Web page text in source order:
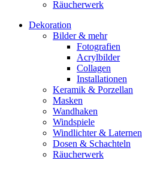
Räucherwerk
Dekoration
Bilder & mehr
Fotografien
Acrylbilder
Collagen
Installationen
Keramik & Porzellan
Masken
Wandhaken
Windspiele
Windlichter & Laternen
Dosen & Schachteln
Räucherwerk